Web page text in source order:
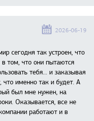
2026-06-19
сегодня так устроен, что
том, что они пытаются
тебя... и заказывая
именно так и будет. А
был мне нужен, на
Оказывается, все не
работают и в